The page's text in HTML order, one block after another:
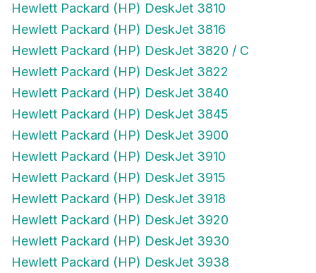
Hewlett Packard (HP) DeskJet 3810
Hewlett Packard (HP) DeskJet 3816
Hewlett Packard (HP) DeskJet 3820 / C
Hewlett Packard (HP) DeskJet 3822
Hewlett Packard (HP) DeskJet 3840
Hewlett Packard (HP) DeskJet 3845
Hewlett Packard (HP) DeskJet 3900
Hewlett Packard (HP) DeskJet 3910
Hewlett Packard (HP) DeskJet 3915
Hewlett Packard (HP) DeskJet 3918
Hewlett Packard (HP) DeskJet 3920
Hewlett Packard (HP) DeskJet 3930
Hewlett Packard (HP) DeskJet 3938